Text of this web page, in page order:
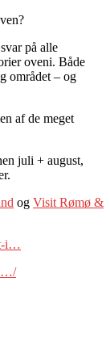
på alle
oveni. Både
området – og
af de meget
juli + august,
og Visit Rømø &
i…
i…/